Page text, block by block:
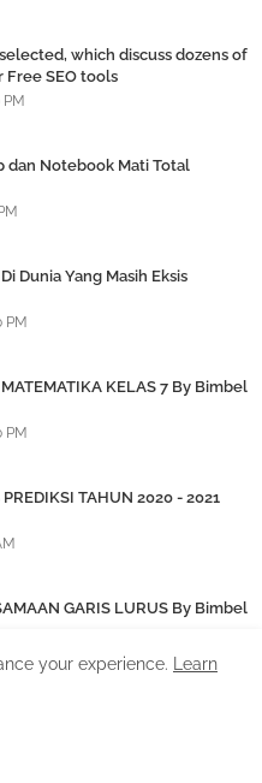
which discuss dozens of
SEO tools
dan Notebook Mati Total
Dunia Yang Masih Eksis
PM
KELAS 7 By Bimbel
PM
PREDIKSI TAHUN 2020 - 2021
GARIS LURUS By Bimbel
your experience.
Learn